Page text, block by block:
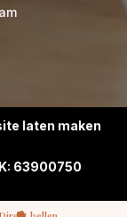
laten maken
63900750